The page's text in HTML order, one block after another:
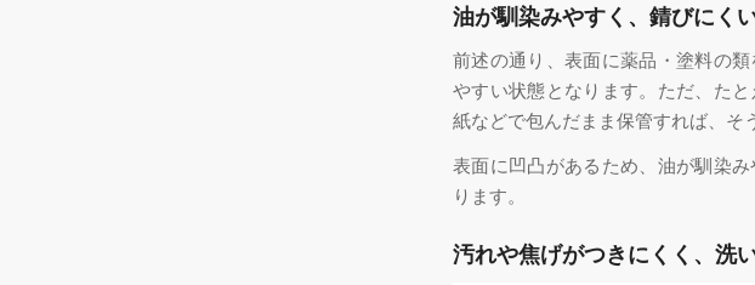
油が馴染みやすく、錆びにく
前述の通り、表面に薬品・塗料の
やすい状態となります。ただ、た
紙などで包んだまま保管すれば、そ
表面に凹凸があるため、油が馴染
ります。
汚れや焦げがつきにくく、洗